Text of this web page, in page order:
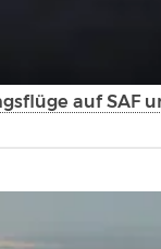
auf SAF